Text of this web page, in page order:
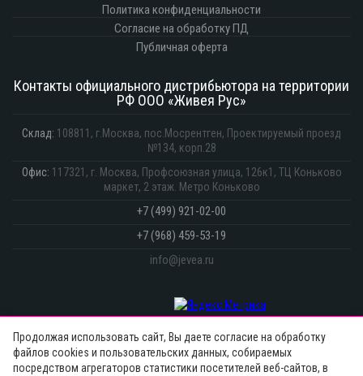
Политика конфиденциальности
Согласие на обработку ПД
Публичная оферта
Контакты официального дистрибьютора на территории
РФ ООО «Живея Рус»
Склад: 108811, г.Москва, пос.Мосрентген, Проектируемый проезд
№134, корп.28
Офис: 117321, г. Москва, Профсоюзная улица, 126к1, ТЦ Коньково
маркет, 2 этаж. Метро Коньково
+7 (499) 921-02-00
+7 (968) 459-53-19
info@jevea.ru
Продолжая использовать сайт, Вы даете согласие на обработку
файлов cookies и пользовательских данных, собираемых
посредством агрегаторов статистики посетителей веб-сайтов, в